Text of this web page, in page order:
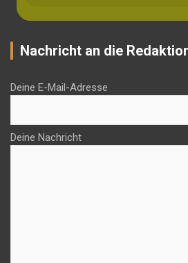
Nachricht an die
Deine E-Mail-Adresse
Deine Nachricht